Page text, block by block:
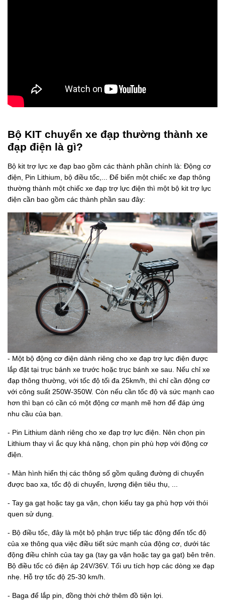
Bộ KIT chuyển xe đạp thường thành xe
đạp điện là gì?
Bộ kit trợ lực xe đạp bao gồm các thành phần chính là: Động cơ
điện, Pin Lithium, bộ điều tốc,... Để biến một chiếc xe đạp thông
thường thành một chiếc xe đạp trợ lực điện thì một bộ kit trợ lực
điện cần bao gồm các thành phần sau đây:
- Một bộ động cơ điện dành riêng cho xe đạp trợ lực điện được
lắp đặt tại trục bánh xe trước hoặc trục bánh xe sau. Nếu chỉ xe
đạp thông thường, với tốc độ tối đa 25km/h, thì chỉ cần động cơ
với công suất 250W-350W. Còn nếu cần tốc độ và sức mạnh cao
hơn thì bạn có cần có một động cơ mạnh mẽ hơn để đáp ứng
nhu cầu của bạn.
- Pin Lithium dành riêng cho xe đạp trợ lực điện. Nên chọn pin
Lithium thay vì ắc quy khá nặng, chọn pin phù hợp với động cơ
điện.
- Màn hình hiển thị các thông số gồm quãng đường di chuyển
được bao xa, tốc độ di chuyển, lượng điện tiêu thụ, ...
- Tay ga gạt hoặc tay ga vặn, chọn kiểu tay ga phù hợp với thói
quen sử dụng.
- Bộ điều tốc, đây là một bộ phận trực tiếp tác động đến tốc độ
của xe thông qua việc điều tiết sức mạnh của động cơ, dưới tác
động điều chỉnh của tay ga (tay ga vặn hoặc tay ga gạt) bên trên.
Bộ điều tốc có điện áp 24V/36V. Tối ưu tích hợp các dòng xe đạp
nhẹ. Hỗ trợ tốc độ 25-30 km/h.
- Baga để lắp pin, đồng thời chở thêm đồ tiện lợi.